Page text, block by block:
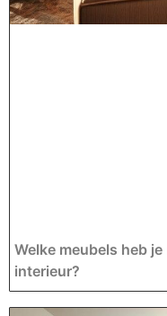
Welke meubels heb
interieur?